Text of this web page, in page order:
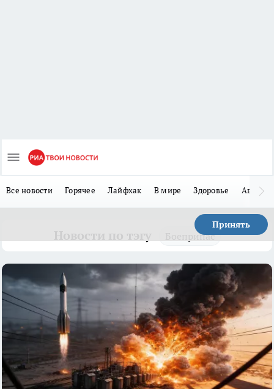
Все новости Горячее Лайфхак В мире Здоровье Авто
Принять
Боеприпас